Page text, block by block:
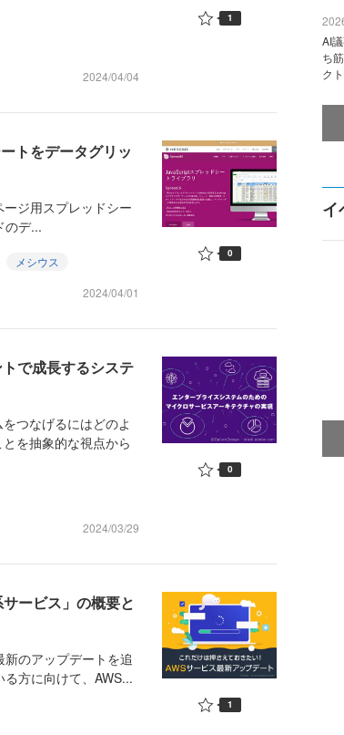
2024/04/04
1
トをデータグリッ
ジ用スプレッドシー
のデ...
メシウス
2024/04/01
0
で成長するシステ
つなげるにはどのよ
を抽象的な視点から
2024/03/29
0
ービス」の概要と
のアップデートを追
方に向けて、AWS...
1
AI
ち
ク
イ